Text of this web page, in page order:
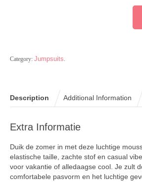
Category: Jumpsuits.
Description Additional Information
Extra Informatie
Duik de zomer in met deze luchtige
elastische taille, zachte stof en casual
voor vakantie of alledaagse cool. Je zult
comfortabele pasvorm en het luchtige